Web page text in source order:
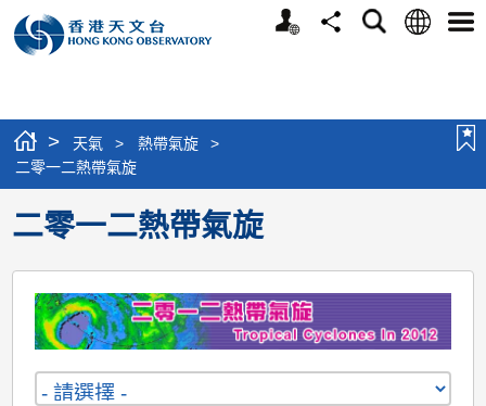
個
分
搜
語
選
> 天氣 > 熱帶氣旋
>
二零一二熱帶氣旋
二零一二熱帶氣旋